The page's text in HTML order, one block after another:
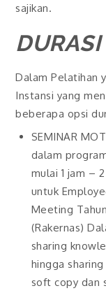
sajikan.
Dalam Pelatihan
Instansi yang
beberapa opsi
SEMINAR
dalam
mulai 1 jam –
untuk
Meeting
(Rakernas)
sharing
hingga
soft copy dan